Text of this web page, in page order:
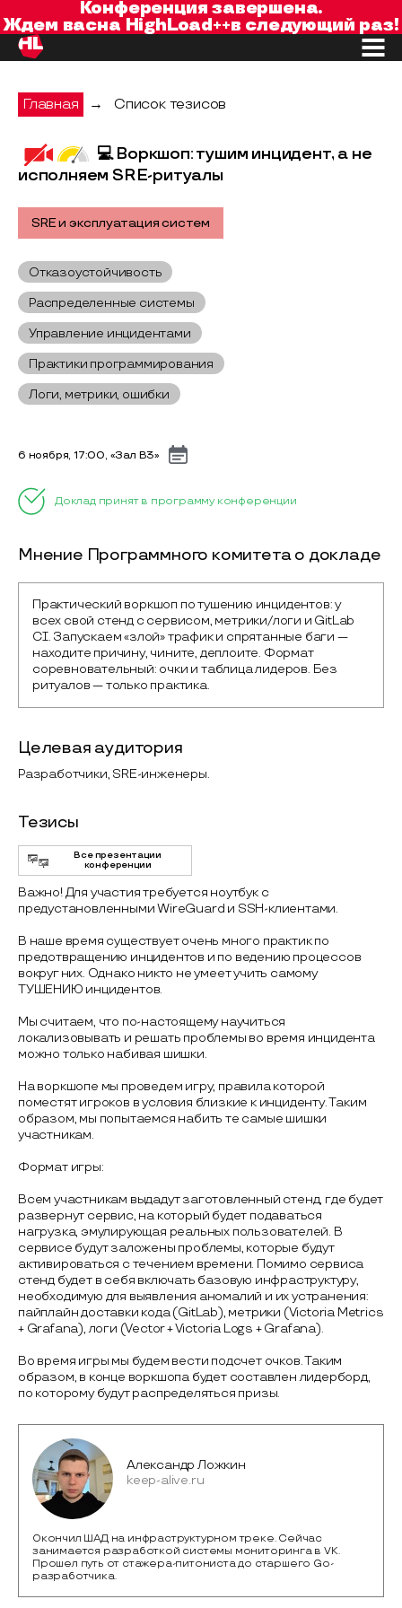
Конференция завершена.
Ждем васна HighLoad++в следующий раз!
Главная → Список тезисов
💻 Воркшоп: тушим инцидент, а не
исполняем SRE-ритуалы
SRE и эксплуатация систем
Отказоустойчивость
Распределенные системы
Управление инцидентами
Практики программирования
Логи, метрики, ошибки
6 ноября, 17:00, «Зал B3»
Доклад принят в программу конференции
Мнение Программного комитета о докладе
Практический воркшоп по тушению инцидентов: у
всех свой стенд с сервисом, метрики/логи и GitLab
CI. Запускаем «злой» трафик и спрятанные баги —
находите причину, чините, деплоите. Формат
соревновательный: очки и таблица лидеров. Без
Целевая аудитория
Разработчики, SRE-инженеры.
Тезисы
Все презентации
конференции
Важно! Для участия требуется ноутбук с
предустановленными WireGuard и SSH-клиентами.
В наше время существует очень много практик по
предотвращению инцидентов и по ведению процессов
вокруг них. Однако никто не умеет учить самому
ТУШЕНИЮ инцидентов.
Мы считаем, что по-настоящему научиться
локализовывать и решать проблемы во время инцидента
можно только набивая шишки.
На воркшопе мы проведем игру, правила которой
поместят игроков в условия близкие к инциденту. Таким
образом, мы попытаемся набить те самые шишки
участникам.
Формат игры:
Всем участникам выдадут заготовленный стенд, где будет
развернут сервис, на который будет подаваться
нагрузка, эмулирующая реальных пользователей. В
сервисе будут заложены проблемы, которые будут
активироваться с течением времени. Помимо сервиса
стенд будет в себя включать базовую инфраструктуру,
необходимую для выявления аномалий и их устранения:
пайплайн доставки кода (GitLab), метрики (Victoria Metrics
+ Grafana), логи (Vector + Victoria Logs + Grafana).
Во время игры мы будем вести подсчет очков. Таким
образом, в конце воркшопа будет составлен лидерборд,
по которому будут распределяться призы.
Александр Ложкин
keep-alive.ru
Окончил ШАД на инфраструктурном треке. Сейчас
занимается разработкой системы мониторинга в VK.
Прошел путь от стажера-питониста до старшего Go-
разработчика.